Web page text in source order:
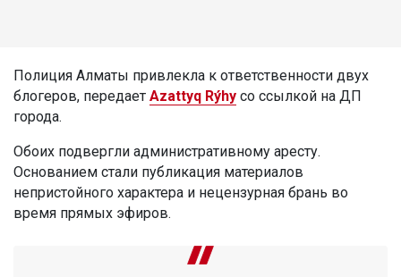
Полиция Алматы привлекла к ответственности двух
блогеров, передает Azattyq Rýhy со ссылкой на ДП
города.
Обоих подвергли административному аресту.
Основанием стали публикация материалов
непристойного характера и нецензурная брань во
время прямых эфиров.